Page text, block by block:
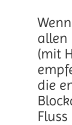
allen
(mit
die